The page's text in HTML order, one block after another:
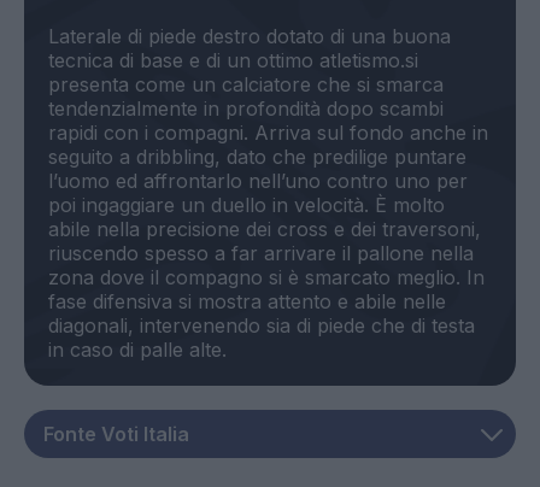
Laterale di piede destro dotato di una buona
tecnica di base e di un ottimo atletismo.si
presenta come un calciatore che si smarca
tendenzialmente in profondità dopo scambi
rapidi con i compagni. Arriva sul fondo anche in
seguito a dribbling, dato che predilige puntare
l’uomo ed affrontarlo nell’uno contro uno per
poi ingaggiare un duello in velocità. È molto
abile nella precisione dei cross e dei traversoni,
riuscendo spesso a far arrivare il pallone nella
zona dove il compagno si è smarcato meglio. In
fase difensiva si mostra attento e abile nelle
diagonali, intervenendo sia di piede che di testa